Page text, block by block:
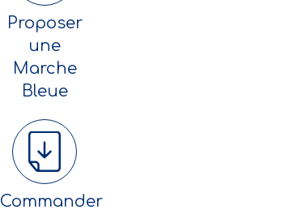
Proposer
une
Marche
Bleue
Commander